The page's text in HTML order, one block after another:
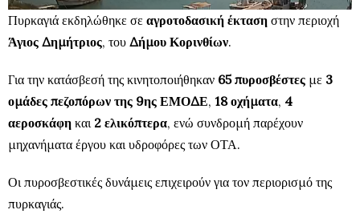
Πυρκαγιά εκδηλώθηκε σε αγροτοδασική έκταση στην περιοχή
Άγιος Δημήτριος, του Δήμου Κορινθίων.
Για την κατάσβεσή της κινητοποιήθηκαν 65 πυροσβέστες με 3
ομάδες πεζοπόρων της 9ης ΕΜΟΔΕ, 18 οχήματα, 4
αεροσκάφη και 2 ελικόπτερα, ενώ συνδρομή παρέχουν
μηχανήματα έργου και υδροφόρες των ΟΤΑ.
Οι πυροσβεστικές δυνάμεις επιχειρούν για τον περιορισμό της
πυρκαγιάς.